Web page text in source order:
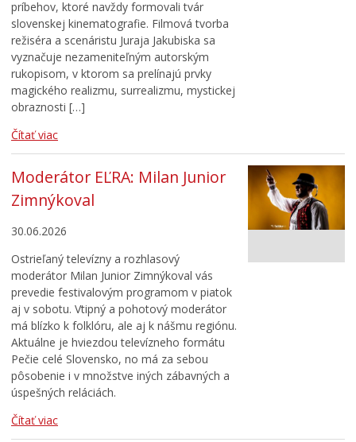
príbehov, ktoré navždy formovali tvár
slovenskej kinematografie. Filmová tvorba
režiséra a scenáristu Juraja Jakubiska sa
vyznačuje nezameniteľným autorským
rukopisom, v ktorom sa prelínajú prvky
magického realizmu, surrealizmu, mystickej
obraznosti […]
Čítať viac
Moderátor EĽRA: Milan Junior
Zimnýkoval
30.06.2026
Ostrieľaný televízny a rozhlasový
moderátor Milan Junior Zimnýkoval vás
prevedie festivalovým programom v piatok
aj v sobotu. Vtipný a pohotový moderátor
má blízko k folklóru, ale aj k nášmu regiónu.
Aktuálne je hviezdou televízneho formátu
Pečie celé Slovensko, no má za sebou
pôsobenie i v množstve iných zábavných a
úspešných reláciách.
Čítať viac